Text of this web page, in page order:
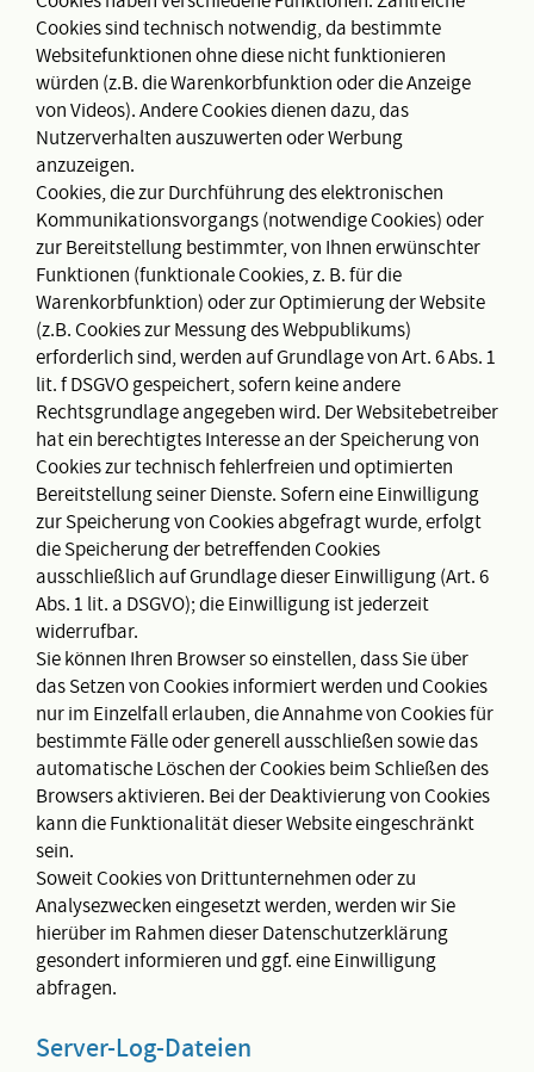
Cookies sind technisch notwendig, da bestimmte
Websitefunktionen ohne diese nicht funktionieren
würden (z.B. die Warenkorbfunktion oder die Anzeige
von Videos). Andere Cookies dienen dazu, das
Nutzerverhalten auszuwerten oder Werbung
anzuzeigen.
Cookies, die zur Durchführung des elektronischen
Kommunikationsvorgangs (notwendige Cookies) oder
zur Bereitstellung bestimmter, von Ihnen erwünschter
Funktionen (funktionale Cookies, z. B. für die
Warenkorbfunktion) oder zur Optimierung der Website
(z.B. Cookies zur Messung des Webpublikums)
erforderlich sind, werden auf Grundlage von Art. 6 Abs. 1
lit. f DSGVO gespeichert, sofern keine andere
Rechtsgrundlage angegeben wird. Der Websitebetreiber
hat ein berechtigtes Interesse an der Speicherung von
Cookies zur technisch fehlerfreien und optimierten
Bereitstellung seiner Dienste. Sofern eine Einwilligung
zur Speicherung von Cookies abgefragt wurde, erfolgt
die Speicherung der betreffenden Cookies
ausschließlich auf Grundlage dieser Einwilligung (Art. 6
Abs. 1 lit. a DSGVO); die Einwilligung ist jederzeit
widerrufbar.
Sie können Ihren Browser so einstellen, dass Sie über
das Setzen von Cookies informiert werden und Cookies
nur im Einzelfall erlauben, die Annahme von Cookies für
bestimmte Fälle oder generell ausschließen sowie das
automatische Löschen der Cookies beim Schließen des
Browsers aktivieren. Bei der Deaktivierung von Cookies
kann die Funktionalität dieser Website eingeschränkt
sein.
Soweit Cookies von Drittunternehmen oder zu
Analysezwecken eingesetzt werden, werden wir Sie
hierüber im Rahmen dieser Datenschutzerklärung
gesondert informieren und ggf. eine Einwilligung
abfragen.
Server-Log-Dateien